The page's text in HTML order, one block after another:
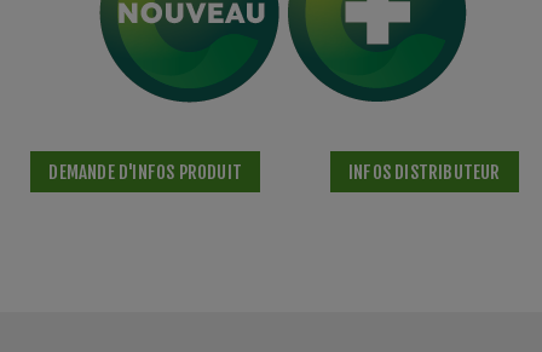
DEMANDE D'INFOS PRODUIT INFOS DISTRIBUTEUR